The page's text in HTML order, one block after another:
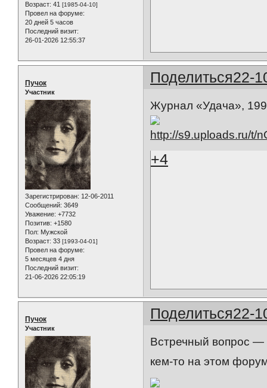
Возраст: 41 [1985-04-10]
Провел на форуме:
20 дней 5 часов
Последний визит:
26-01-2026 12:55:37
Поделиться22-
Пучок
Участник
Зарегистрирован: 12-06-2011
Сообщений: 3649
Уважение: +7732
Позитив: +1580
Пол: Мужской
Возраст: 33 [1993-04-01]
Провел на форуме:
5 месяцев 4 дня
Последний визит:
21-06-2026 22:05:19
Журнал «Удача»,
+4
Поделиться22-
Пучок
Участник
Встречный вопрос —
кем-то на этом